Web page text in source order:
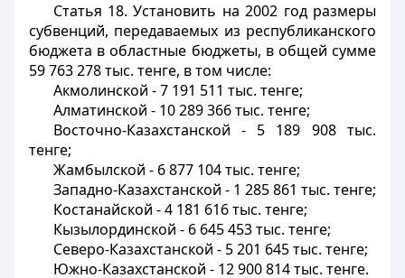
Статья 18. Установить на 2002 год размеры
субвенций, передаваемых из республиканского
бюджета в областные бюджеты, в общей сумме
59 763 278 тыс. тенге, в том числе:
Акмолинской - 7 191 511 тыс. тенге;
Алматинской - 10 289 366 тыс. тенге;
Восточно-Казахстанской - 5 189 908 тыс.
тенге;
Жамбылской - 6 877 104 тыс. тенге;
Западно-Казахстанской - 1 285 861 тыс. тенге;
Костанайской - 4 181 616 тыс. тенге;
Кызылординской - 6 645 453 тыс. тенге;
Северо-Казахстанской - 5 201 645 тыс. тенге;
Южно-Казахстанской - 12 900 814 тыс. тенге.